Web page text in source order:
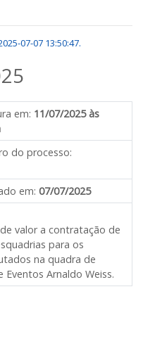
07-07 13:50:47.
em: 11/07/2025 às
do processo:
em: 07/07/2025
valor a contratação de
para os
na quadra de
Arnaldo Weiss.